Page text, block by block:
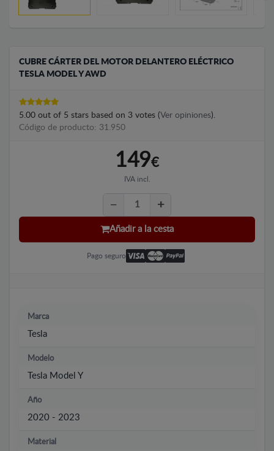
CUBRE CÁRTER DEL MOTOR DELANTERO ELÉCTRICO
TESLA MODEL Y AWD
5.00 out of 5 stars based on 3 votes (Ver opiniones).
Código de producto: 31.950
149€
IVA incl.
Añadir a la cesta
Pago seguro
Marca
Tesla
Modelo
Tesla Model Y
Año
2020 - 2023
Material